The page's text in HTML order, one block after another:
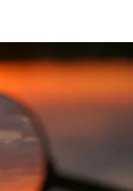
像一下──某戶人家中突然有小
究竟為何會突然冒出大量的
所爬出來──而這樣的戲碼，